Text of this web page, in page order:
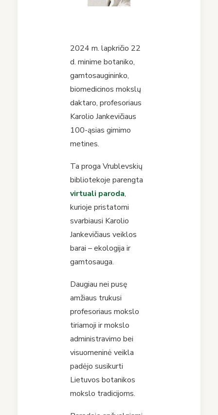
2024 m. lapkričio 22
d. minime botaniko,
gamtosaugininko,
biomedicinos mokslų
daktaro, profesoriaus
Karolio Jankevičiaus
100-ąsias gimimo
metines.
Ta proga Vrublevskių
bibliotekoje parengta
virtuali paroda,
kurioje pristatomi
svarbiausi Karolio
Jankevičiaus veiklos
barai – ekologija ir
gamtosauga.
Daugiau nei pusę
amžiaus trukusi
profesoriaus mokslo
tiriamoji ir mokslo
administravimo bei
visuomeninė veikla
padėjo susikurti
Lietuvos botanikos
mokslo tradicijoms.